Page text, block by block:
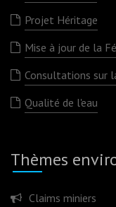
Projet Héritage
Mise à jour de la
Consultations sur
Qualité de l'eau
Thèmes
Claims miniers